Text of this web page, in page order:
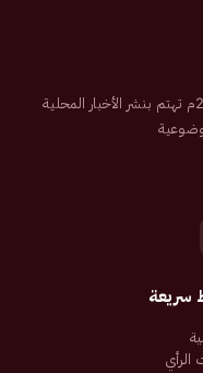
صحيفة إلكترونية سعودية تم تأسيسها عام 2007م تهتم بنشر الأخبار المحلية
سريعة
الرأي